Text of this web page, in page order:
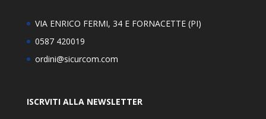
VIA ENRICO FERMI, 34 E FORNACETTE (PI)
0587 420019
ordini@sicurcom.com
ISCRVITI ALLA NEWSLETTER